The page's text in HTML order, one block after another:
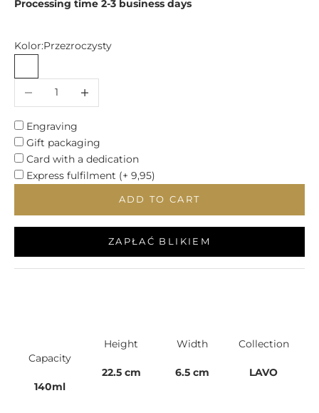
Processing time 2-3 business days
Kolor:Przezroczysty
Capacity
140ml
Height
22.5 cm
Width
6.5 cm
Collection
LAVO
Engraving
Gift packaging
Card with a dedication
Express fulfilment (+ 9,95)
Decrease quantity
ADD TO CART
ZAPŁAĆ BLIKIEM